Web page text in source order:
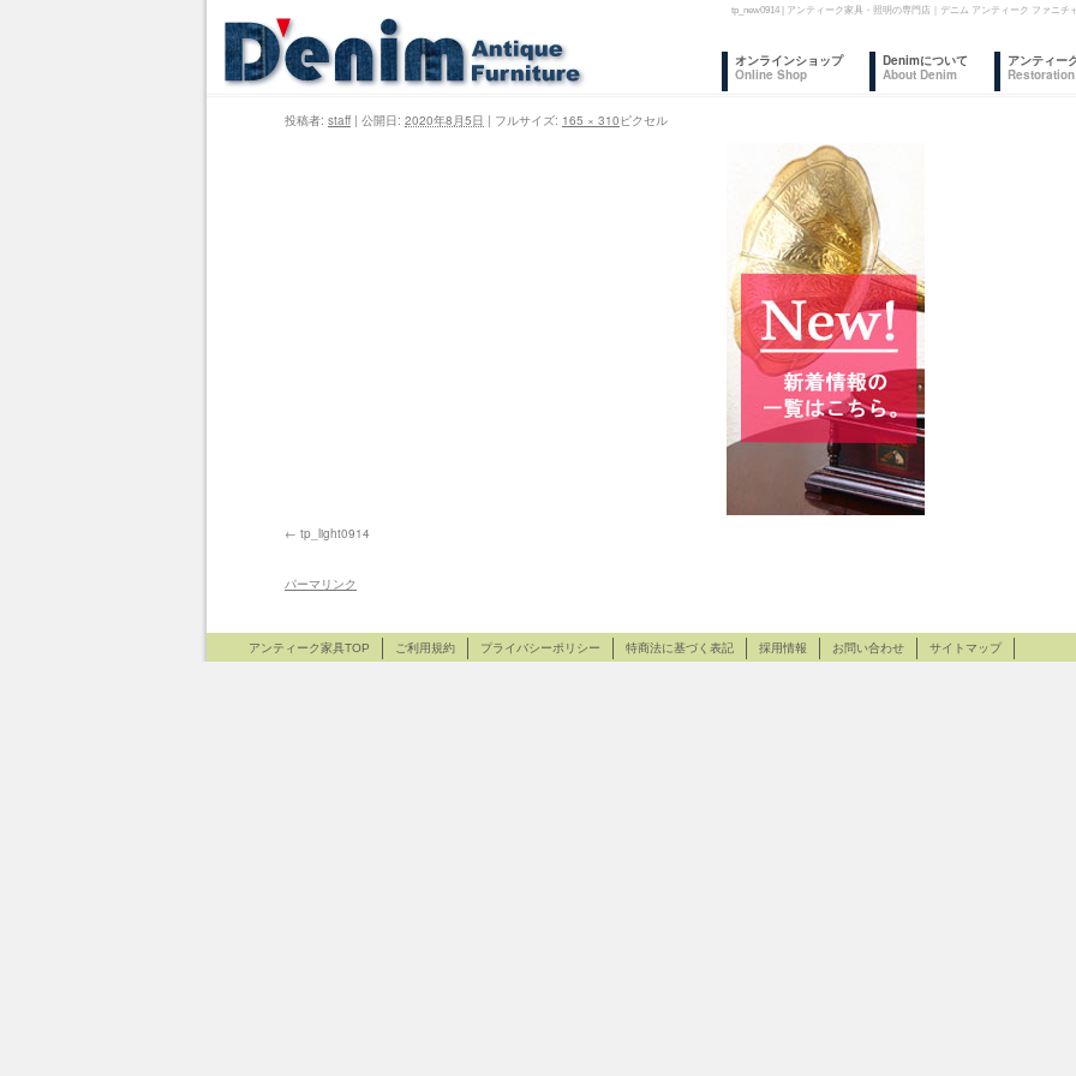
tp_new0914 | アンティーク家具・照明の専門店｜デニム アンティーク ファニ
テ
オンラインショップ
Online Shop
Denimについて
About Denim
アンティー
Restoration
投稿者: staff | 公開日: 2020年8月5日 | フルサイズ: 165 × 310 ピクセル
tp_light0914
パーマリンク
アンティーク家具TOP ご利用規約 プライバシーポリシー 特商法に基づく表記 採用情報 お問い合わせ サイトマップ